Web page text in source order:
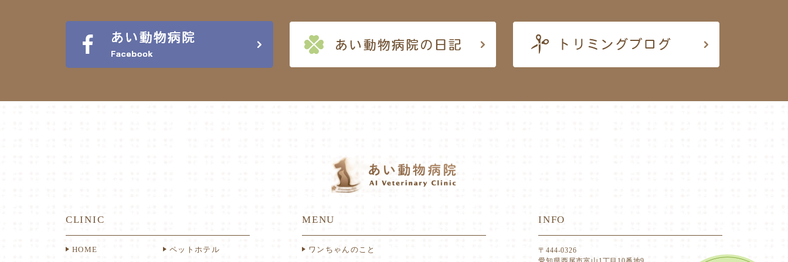
CLINIC
HOME ペットホテル
MENU
ワンちゃんのこと
INFO
〒444-0326